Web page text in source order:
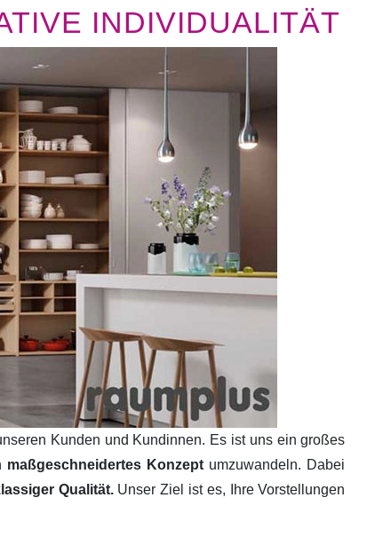
INDIVIDUALITÄT
Kunden und Kundinnen. Es ist uns ein großes
maßgeschneidertes Konzept umzuwandeln. Dabei
Qualität.Unser Ziel ist es, Ihre Vorstellungen